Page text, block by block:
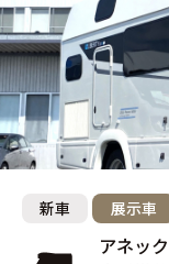
新車 展示車
アネッ